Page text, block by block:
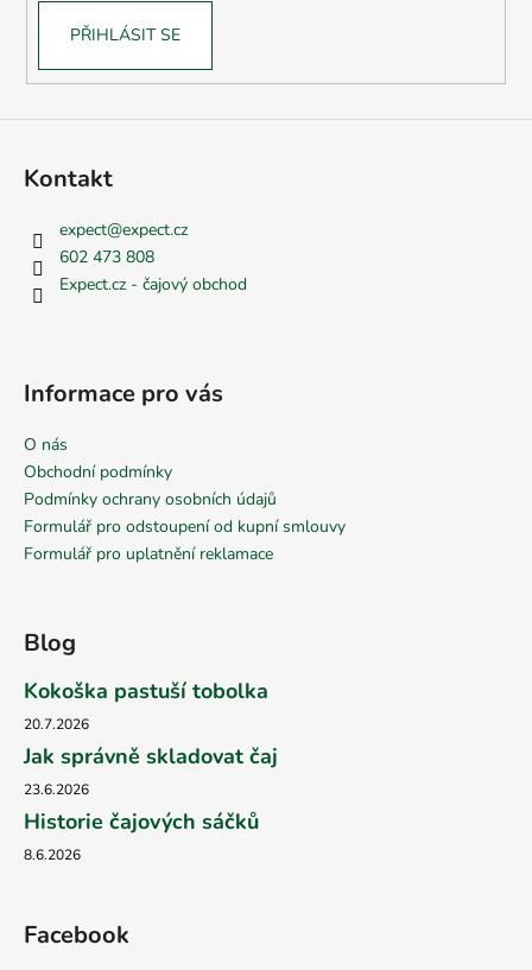
PŘIHLÁSIT SE
Kontakt
expect@expect.cz
602 473 808
Expect.cz - čajový obchod
Informace pro vás
O nás
Obchodní podmínky
Podmínky ochrany osobních údajů
Formulář pro odstoupení od kupní smlouvy
Formulář pro uplatnění reklamace
Blog
Kokoška pastuší tobolka
20.7.2026
Jak správně skladovat čaj
23.6.2026
Historie čajových sáčků
8.6.2026
Facebook